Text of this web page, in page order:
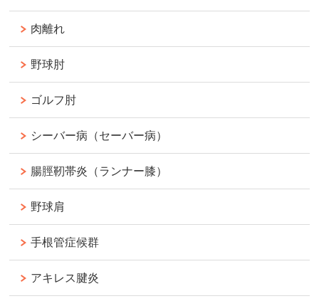
肉離れ
野球肘
ゴルフ肘
シーバー病（セーバー病）
腸脛靭帯炎（ランナー膝）
野球肩
手根管症候群
アキレス腱炎